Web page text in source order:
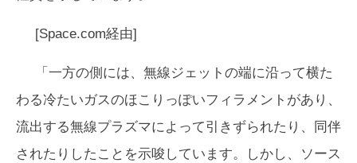
[Space.com経由]
「一方の側には、無線ジェットの端に沿って横た
わる冷たいガスのほこりっぽいフィラメントがあり、
流出する無線プラズマによって引きずられたり、同伴
されたりしたことを示唆しています。しかし、ソース